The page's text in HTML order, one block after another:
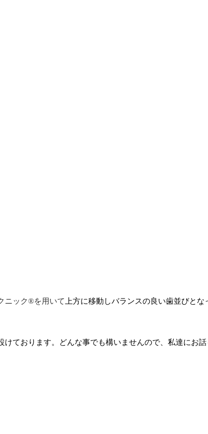
ニック®を用いて 上方に移動しバランスの良い歯並びとな
ております。どんな事でも構いませんので、私達にお